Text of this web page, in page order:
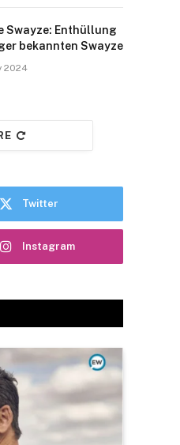
Swayze: Enthüllung
bekannten Swayze
2024
Twitter
Instagram